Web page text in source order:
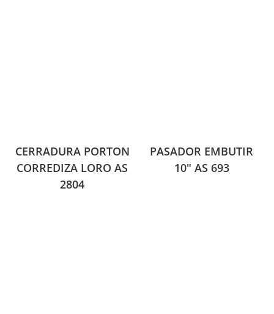
CERRADURA PORTON
CORREDIZA LORO AS
2804
PASADOR EMBUTIR
10″ AS 693